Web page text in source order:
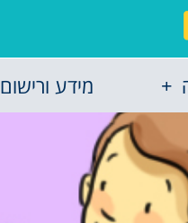
מידע ורישום